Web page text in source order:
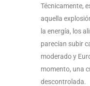
Técnicamente,
aquella
la energía, los
parecían subir
moderado y
momento, una
descontrolada.